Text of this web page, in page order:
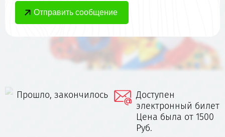
Прошло, закончилось
Доступен
электронный билет
Цена была от 1500
Руб.